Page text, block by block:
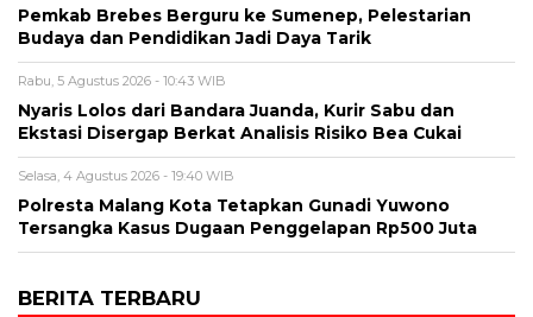
Pemkab Brebes Berguru ke Sumenep, Pelestarian
Budaya dan Pendidikan Jadi Daya Tarik
Rabu, 5 Agustus 2026 - 10:43 WIB
Nyaris Lolos dari Bandara Juanda, Kurir Sabu dan
Ekstasi Disergap Berkat Analisis Risiko Bea Cukai
Selasa, 4 Agustus 2026 - 19:40 WIB
Polresta Malang Kota Tetapkan Gunadi Yuwono
Tersangka Kasus Dugaan Penggelapan Rp500 Juta
BERITA TERBARU